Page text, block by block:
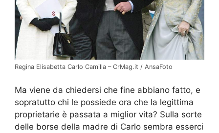
Regina Elisabetta Carlo Camilla – CrMag.it / AnsaFoto
Ma viene da chiedersi che fine abbiano fatto, e
sopratutto chi le possiede ora che la legittima
proprietarie è passata a miglior vita? Sulla sorte
delle borse della madre di Carlo sembra esserci